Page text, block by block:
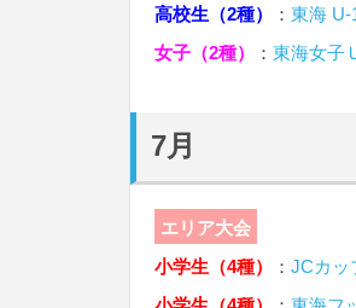
高校生（2種）
： 東海 U-
女子（2種）
： 東海女子
7月
エリア大会
小学生（4種）
： JCカッ